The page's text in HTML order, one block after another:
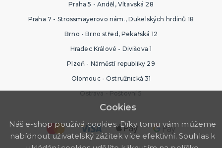
Praha 5 - Anděl, Vltavská 28
Praha 7 - Strossmayerovo nám., Dukelských hrdinů 18
Brno - Brno střed, Pekařská 12
Hradec Králové - Divišova 1
Plzeň - Náměstí republiky 29
Olomouc - Ostružnická 31
Ostrava - Poštovní 5
Cookies
Náš e-shop používá cookies. Díky tomu vám můžeme
nabídnout uživatelský zážitek více efektivní. Souhlas k